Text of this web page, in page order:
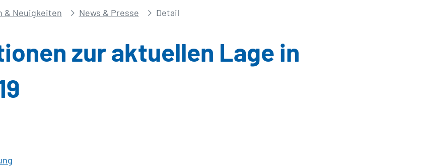
& Neuigkeiten News & Presse Detail
zur aktuellen Lage in